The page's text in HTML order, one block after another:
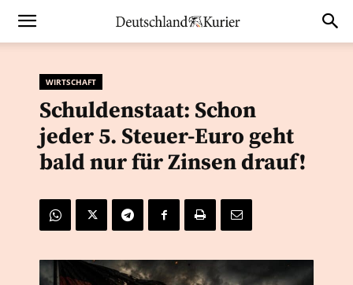
WIRTSCHAFT
Schuldenstaat: Schon
jeder 5. Steuer-Euro geht
bald nur für Zinsen drauf!